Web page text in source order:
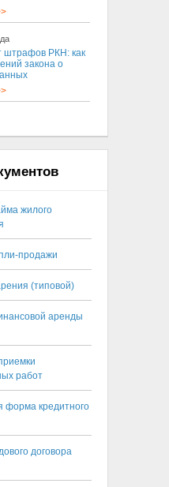
штрафов РКН: как
закона о
жилого
продажи
(типовой)
аренды
работ
форма кредитного
договора